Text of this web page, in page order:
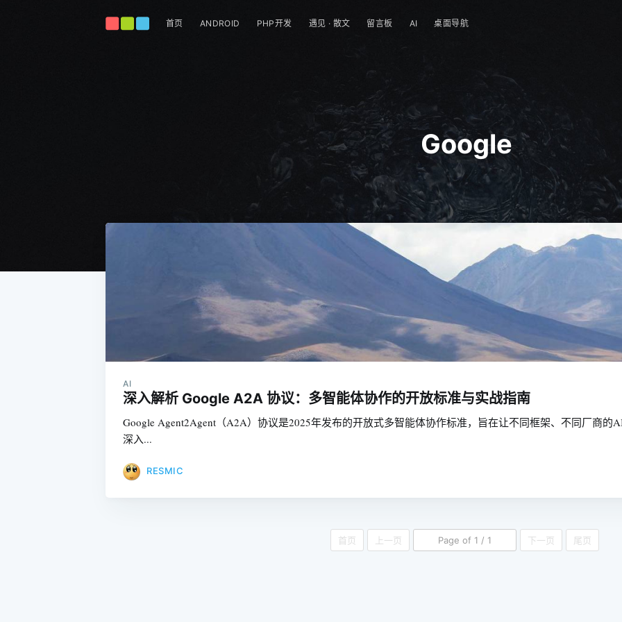
首页 ANDROID PHP开发 遇见 · 散文 留言板 AI 桌面导航
Google
AI
深入解析 Google A2A 协议：多智能体协作的开放标准与实战指南
Google Agent2Agent（A2A）协议是2025年发布的开放式多智能体协作标准，旨在让不同框架、不同厂商的
深入...
RESMIC
首页 上一页 Page of 1 / 1 下一页 尾页